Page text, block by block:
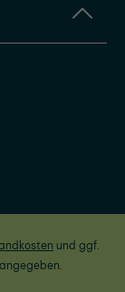
und ggf.